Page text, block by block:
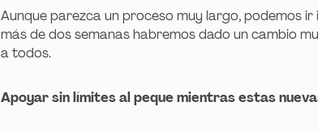
Aunque parezca un proceso muy largo, podemos
más de dos semanas habremos dado un cambio
a todos.
Apoyar sin límites al peque mientras estas